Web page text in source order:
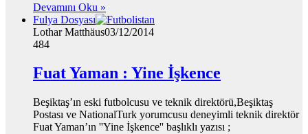
Devamını Oku »
Fulya Dosyası
Lothar Matthäus03/12/2014
484
Fuat Yaman : Yine İşkence
Beşiktaş’ın eski futbolcusu ve teknik direktörü,Beşiktaş
Postası ve NationalTurk yorumcusu deneyimli teknik direktör
Fuat Yaman’ın ''Yine İşkence'' başlıklı yazısı ;